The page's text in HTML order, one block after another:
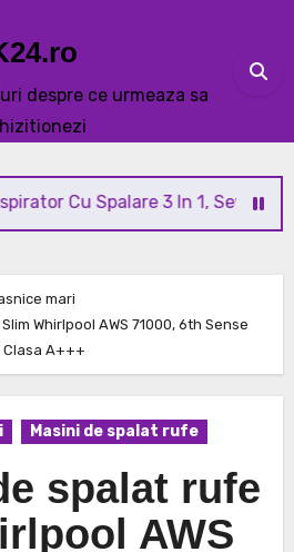
despre ce urmeaza sa
Spalare 3 In 1, SeveShop® C3
mari
Whirlpool AWS 71000, 6th Sense
Clasa A+++
Masini de spalat rufe
spalat rufe
AWS